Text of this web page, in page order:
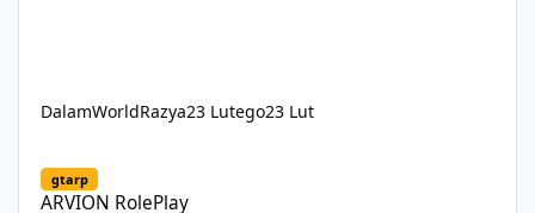
DalamWorldRazya23 Lutego23 Lut
gtarp
ARVION RolePlay